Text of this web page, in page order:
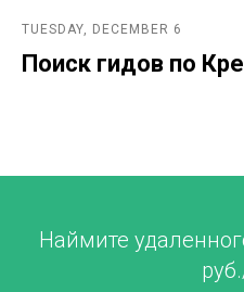
TUESDAY, DECEMBER 6
Поиск гидов по
Наймите